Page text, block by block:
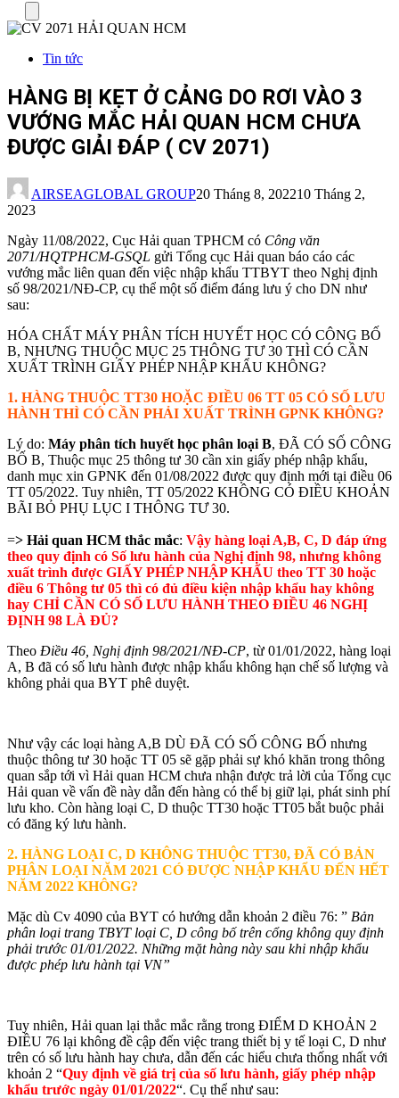
Tin tức
HÀNG BỊ KẸT Ở CẢNG DO RƠI VÀO 3
VƯỚNG MẮC HẢI QUAN HCM CHƯA
ĐƯỢC GIẢI ĐÁP ( CV 2071)
AIRSEAGLOBAL GROUP20 Tháng 8, 202210 Tháng 2,
2023
Ngày 11/08/2022, Cục Hải quan TPHCM có Công văn
2071/HQTPHCM-GSQL gửi Tổng cục Hải quan báo cáo các
vướng mắc liên quan đến việc nhập khẩu TTBYT theo Nghị định
số 98/2021/NĐ-CP, cụ thể một số điểm đáng lưu ý cho DN như
sau:
HÓA CHẤT MÁY PHÂN TÍCH HUYẾT HỌC CÓ CÔNG BỐ
B, NHƯNG THUỘC MỤC 25 THÔNG TƯ 30 THÌ CÓ CẦN
XUẤT TRÌNH GIẤY PHÉP NHẬP KHẨU KHÔNG?
1. HÀNG THUỘC TT30 HOẶC ĐIỀU 06 TT 05 CÓ SỐ LƯU
HÀNH THÌ CÓ CẦN PHẢI XUẤT TRÌNH GPNK KHÔNG?
Lý do: Máy phân tích huyết học phân loại B, ĐÃ CÓ SỐ CÔNG
BỐ B, Thuộc mục 25 thông tư 30 cần xin giấy phép nhập khẩu,
danh mục xin GPNK đến 01/08/2022 được quy định mới tại điều 06
TT 05/2022. Tuy nhiên, TT 05/2022 KHÔNG CÓ ĐIỀU KHOẢN
BÃI BỎ PHỤ LỤC I THÔNG TƯ 30.
=> Hải quan HCM thắc mắc: Vậy hàng loại A,B, C, D đáp ứng
theo quy định có Số lưu hành của Nghị định 98, nhưng không
xuất trình được GIẤY PHÉP NHẬP KHẨU theo TT 30 hoặc
điều 6 Thông tư 05 thì có đủ điều kiện nhập khẩu hay không
hay CHỈ CẦN CÓ SỐ LƯU HÀNH THEO ĐIỀU 46 NGHỊ
ĐỊNH 98 LÀ ĐỦ?
Theo Điều 46, Nghị định 98/2021/NĐ-CP, từ 01/01/2022, hàng loại
A, B đã có số lưu hành được nhập khẩu không hạn chế số lượng và
không phải qua BYT phê duyệt.
Như vậy các loại hàng A,B DÙ ĐÃ CÓ SỐ CÔNG BỐ nhưng
thuộc thông tư 30 hoặc TT 05 sẽ gặp phải sự khó khăn trong thông
quan sắp tới vì Hải quan HCM chưa nhận được trả lời của Tổng cục
Hải quan về vấn đề này dẫn đến hàng có thể bị giữ lại, phát sinh phí
lưu kho. Còn hàng loại C, D thuộc TT30 hoặc TT05 bắt buộc phải
có đăng ký lưu hành.
2. HÀNG LOẠI C, D KHÔNG THUỘC TT30, ĐÃ CÓ BẢN
PHÂN LOẠI NĂM 2021 CÓ ĐƯỢC NHẬP KHẨU ĐẾN HẾT
NĂM 2022 KHÔNG?
Mặc dù Cv 4090 của BYT có hướng dẫn khoản 2 điều 76: ” Bản
phân loại trang TBYT loại C, D công bố trên cổng không quy định
phải trước 01/01/2022. Những mặt hàng này sau khi nhập khẩu
được phép lưu hành tại VN”
Tuy nhiên, Hải quan lại thắc mắc rằng trong ĐIỂM D KHOẢN 2
ĐIỀU 76 lại không đề cập đến việc trang thiết bị y tế loại C, D như
trên có số lưu hành hay chưa, dẫn đến các hiểu chưa thống nhất với
khoản 2 “Quy định về giá trị của số lưu hành, giấy phép nhập
khẩu trước ngày 01/01/2022“. Cụ thể như sau: